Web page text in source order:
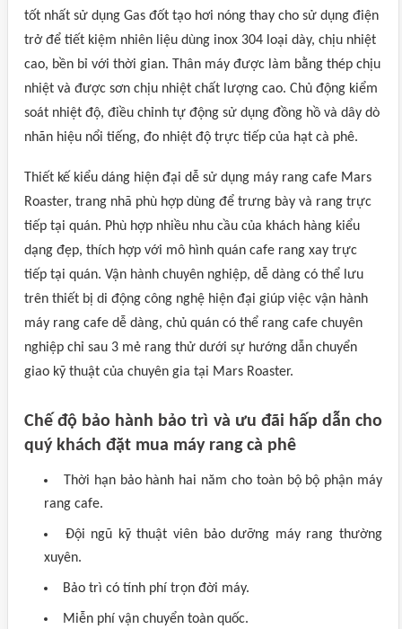
tốt nhất sử dụng Gas đốt tạo hơi nóng thay cho sử dụng điện
trở để tiết kiệm nhiên liệu dùng inox 304 loại dày, chịu nhiệt
cao, bền bỉ với thời gian. Thân máy được làm bằng thép chịu
nhiệt và được sơn chịu nhiệt chất lượng cao. Chủ động kiểm
soát nhiệt độ, điều chỉnh tự động sử dụng đồng hồ và dây dò
nhãn hiệu nổi tiếng, đo nhiệt độ trực tiếp của hạt cà phê.
Thiết kế kiểu dáng hiện đại dễ sử dụng máy rang cafe Mars
Roaster, trang nhã phù hợp dùng để trưng bày và rang trực
tiếp tại quán. Phù hợp nhiều nhu cầu của khách hàng kiểu
dạng đẹp, thích hợp với mô hình quán cafe rang xay trực
tiếp tại quán. Vận hành chuyên nghiệp, dễ dàng có thể lưu
trên thiết bị di động công nghệ hiện đại giúp việc vận hành
máy rang cafe dễ dàng, chủ quán có thể rang cafe chuyên
nghiệp chỉ sau 3 mẻ rang thử dưới sự hướng dẫn chuyển
giao kỹ thuật của chuyên gia tại Mars Roaster.
Chế độ bảo hành bảo trì và ưu đãi hấp dẫn cho
quý khách đặt mua máy rang cà phê
Thời hạn bảo hành hai năm cho toàn bộ bộ phận máy
rang cafe.
Đội ngũ kỹ thuật viên bảo dưỡng máy rang thường
xuyên.
Bảo trì có tính phí trọn đời máy.
Miễn phí vận chuyển toàn quốc.